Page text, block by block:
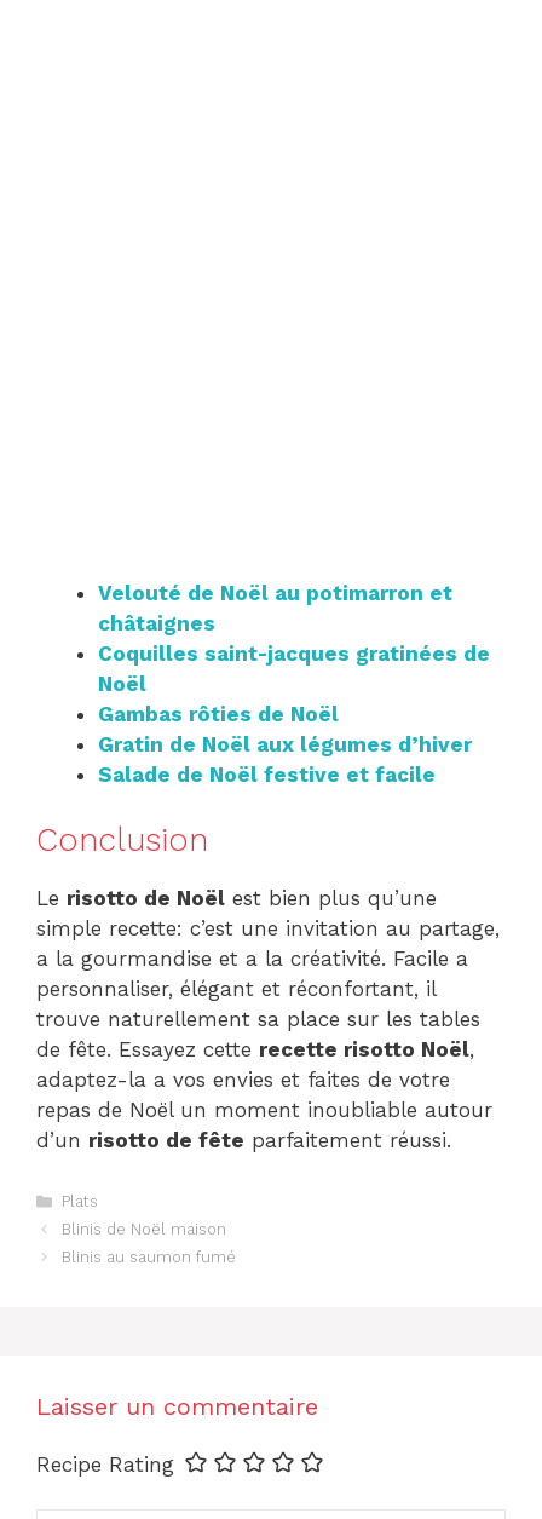
Velouté de Noël au potimarron et
châtaignes
Coquilles saint-jacques gratinées de
Noël
Gambas rôties de Noël
Gratin de Noël aux légumes d’hiver
Salade de Noël festive et facile
Conclusion
Le risotto de Noël est bien plus qu’une
simple recette: c’est une invitation au partage,
a la gourmandise et a la créativité. Facile a
personnaliser, élégant et réconfortant, il
trouve naturellement sa place sur les tables
de fête. Essayez cette recette risotto Noël,
adaptez-la a vos envies et faites de votre
repas de Noël un moment inoubliable autour
d’un risotto de fête parfaitement réussi.
Catégories
Plats
Blinis de Noël maison
Blinis au saumon fumé
Laisser un commentaire
Recipe Rating